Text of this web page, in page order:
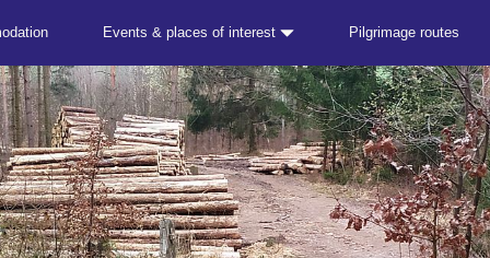
Events & places of interest Pilgrimage routes